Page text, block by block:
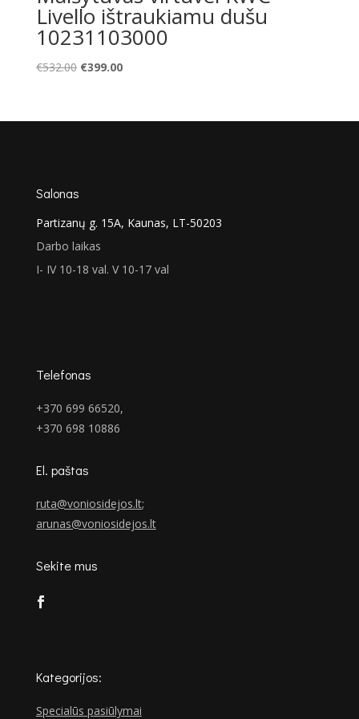
Livello ištraukiamu dušu
10231103000
€532.00 Original
€532.00.
€399.00Current
€399.00.
Salonas
Partizanų g. 15A, Kaunas, LT-50203
Darbo laikas
I- IV 10-18 val. V 10-17 val
Telefonas
+370 699 66520,
+370 698 10886
El. paštas
ruta@voniosidejos.lt;
arunas@voniosidejos.lt
Sekite mus
Kategorijos:
Specialūs pasiūlymai